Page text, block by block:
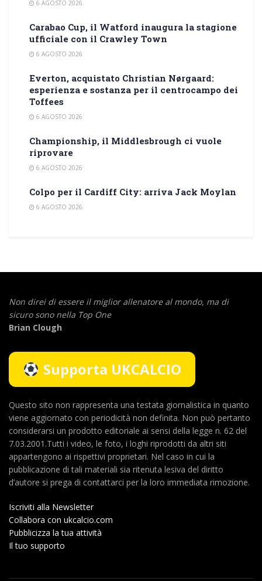
6 AGOSTO 2026
Carabao Cup, il Watford inaugura la stagione
ufficiale con il Crawley Town
6 AGOSTO 2026
Everton, acquistato Christian Nørgaard:
esperienza e sostanza per il centrocampo dei
Toffees
6 AGOSTO 2026
Championship, il Middlesbrough ci vuole
riprovare
6 AGOSTO 2026
Colpo per il Cardiff City: arriva Jack Moylan
6 AGOSTO 2026
Non direi di essere il miglior allenatore al mondo, ma di
sicuro sono nella Top One
Brian Clough
Supporta UKCALCIO
Questo sito non rappresenta una testata giornalistica in quanto
viene aggiornato con periodicità non definita. Non può pertanto
considerarsi un prodotto editoriale ai sensi della legge n. 62 del
7.03.2001.Tutti i video, le foto, i loghi riprodotti da altri siti
appartengono ai rispettivi proprietari. Nel caso in cui la
pubblicazione di tali materiali sia ritenuta lesiva del diritto
d’autore si prega di contattarci per la loro immediata rimozione.
Iscriviti alla Newsletter
Collabora con ukcalcio.com
Pubblicizza la tua attività
Il tuo supporto